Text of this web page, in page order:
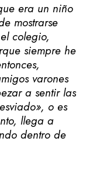
era un niño
mostrarse
colegio,
siempre he
varones
a sentir las
o es
llega a
dentro de